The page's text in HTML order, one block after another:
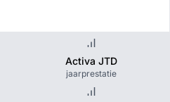
Activa JTD
jaarprestatie